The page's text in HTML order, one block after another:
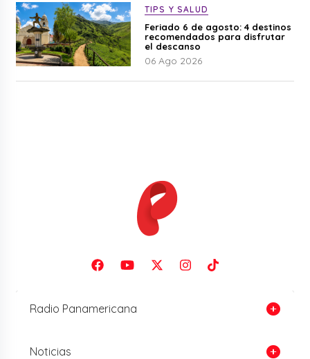
TIPS Y SALUD
Feriado 6 de agosto: 4 destinos
recomendados para disfrutar
el descanso
06 Ago 2026
Radio Panamericana
Noticias